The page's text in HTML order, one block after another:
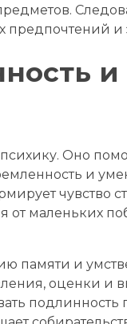
и
Оно
и
чувство
маленьких
памяти и
оценки
подлинность